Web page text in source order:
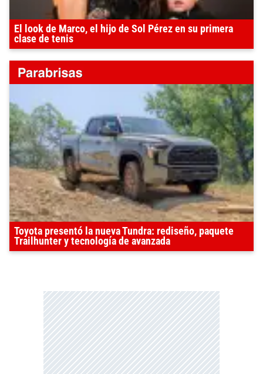
El look de Marco, el hijo de Sol Pérez en su primera
clase de tenis
Toyota presentó la nueva Tundra: rediseño, paquete
Trailhunter y tecnología de avanzada